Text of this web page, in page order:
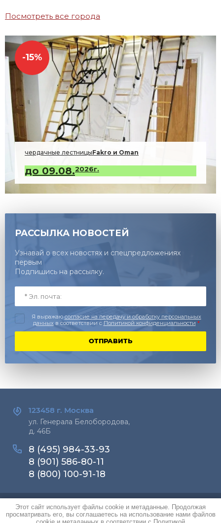
Посмотреть все города
-15%
чердачные лестницыFakro и Oman
2026г.
РАССЫЛКА НОВОСТЕЙ
Узнавай о всех новостях и спецпредложениях
первым
Подпишись на рассылку.
Я выражаю согласие на передачу и обработку персональных
данныхв соответствии с Политикой конфиденциальности *
ОТПРАВИТЬ
123458 г. Москва
ул. Генерала Белобородова,
д. 46Б
8 (495) 984-33-93
8 (901) 586-80-11
8 (800) 100-91-18
Copyright © 2016-2026 РусВент
Политика конфиденциальности
Этот сайт использует файлы cookie и метаданные. Продолжая
просматривать его, вы соглашаетесь на использование нами файлов